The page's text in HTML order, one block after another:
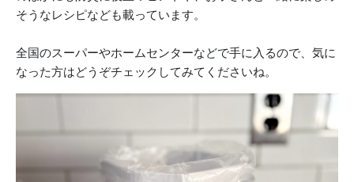
そうなレシピなども載っています。
全国のスーパーやホームセンターなどで手に入るので、気に
なった方はどうぞチェックしてみてくださいね。